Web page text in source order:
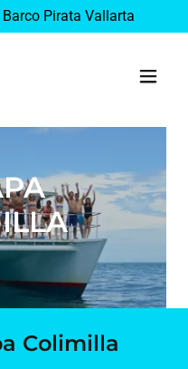
Pirata Vallarta
Colimilla